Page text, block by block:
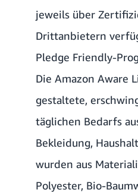
jeweils über
Drittanbietern
Pledge Friendly-
Die Amazon Aware
gestaltete,
täglichen Bedarfs
Bekleidung,
wurden aus
Polyester, Bio-